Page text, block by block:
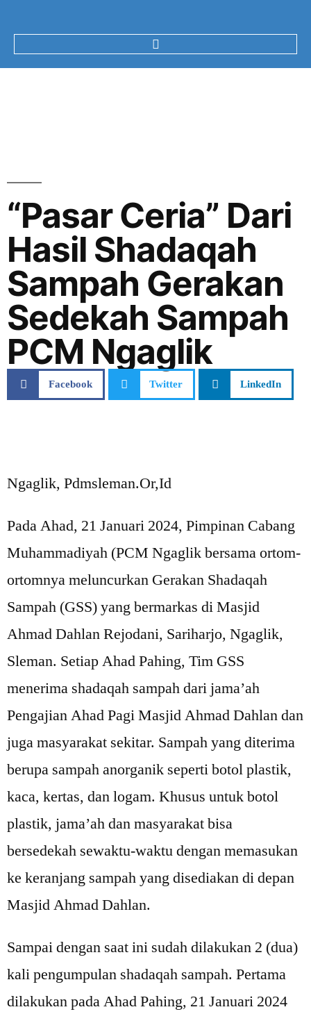
“Pasar Ceria” Dari
Hasil Shadaqah
Sampah Gerakan
Sedekah Sampah
PCM Ngaglik
Facebook Twitter LinkedIn
Ngaglik, Pdmsleman.Or,Id
Pada Ahad, 21 Januari 2024, Pimpinan Cabang
Muhammadiyah (PCM Ngaglik bersama ortom-
ortomnya meluncurkan Gerakan Shadaqah
Sampah (GSS) yang bermarkas di Masjid
Ahmad Dahlan Rejodani, Sariharjo, Ngaglik,
Sleman. Setiap Ahad Pahing, Tim GSS
menerima shadaqah sampah dari jama’ah
Pengajian Ahad Pagi Masjid Ahmad Dahlan dan
juga masyarakat sekitar. Sampah yang diterima
berupa sampah anorganik seperti botol plastik,
kaca, kertas, dan logam. Khusus untuk botol
plastik, jama’ah dan masyarakat bisa
bersedekah sewaktu-waktu dengan memasukan
ke keranjang sampah yang disediakan di depan
Masjid Ahmad Dahlan.
Sampai dengan saat ini sudah dilakukan 2 (dua)
kali pengumpulan shadaqah sampah. Pertama
dilakukan pada Ahad Pahing, 21 Januari 2024